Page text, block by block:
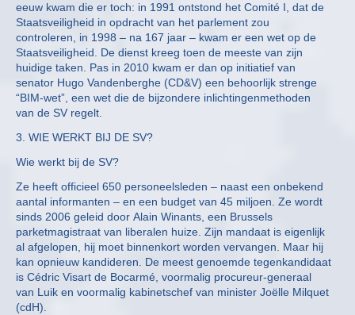
eeuw kwam die er toch: in 1991 ontstond het Comité I, dat de
Staatsveiligheid in opdracht van het parlement zou
controleren, in 1998 – na 167 jaar – kwam er een wet op de
Staatsveiligheid. De dienst kreeg toen de meeste van zijn
huidige taken. Pas in 2010 kwam er dan op initiatief van
senator Hugo Vandenberghe (CD&V) een behoorlijk strenge
“BIM-wet”, een wet die de bijzondere inlichtingenmethoden
van de SV regelt.
3. WIE WERKT BIJ DE SV?
Wie werkt bij de SV?
Ze heeft officieel 650 personeelsleden – naast een onbekend
aantal informanten – en een budget van 45 miljoen. Ze wordt
sinds 2006 geleid door Alain Winants, een Brussels
parketmagistraat van liberalen huize. Zijn mandaat is eigenlijk
al afgelopen, hij moet binnenkort worden vervangen. Maar hij
kan opnieuw kandideren. De meest genoemde tegenkandidaat
is Cédric Visart de Bocarmé, voormalig procureur-generaal
van Luik en voormalig kabinetschef van minister Joëlle Milquet
(cdH).